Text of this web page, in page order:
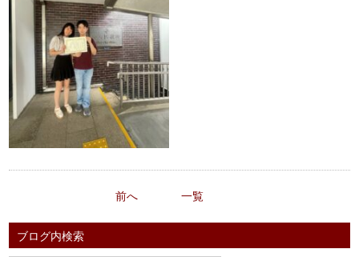
前へ 一覧
ブログ内検索